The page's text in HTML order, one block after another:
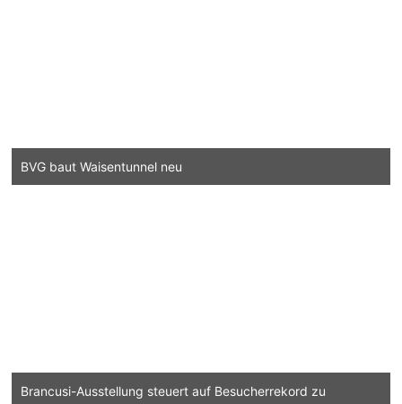
BVG baut Waisentunnel neu
Brancusi-Ausstellung steuert auf Besucherrekord zu